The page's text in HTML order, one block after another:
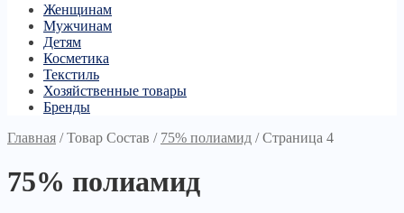
Женщинам
Мужчинам
Детям
Косметика
Текстиль
Хозяйственные товары
Бренды
Главная /Товар Состав / 75% полиамид /Страница 4
75% полиамид